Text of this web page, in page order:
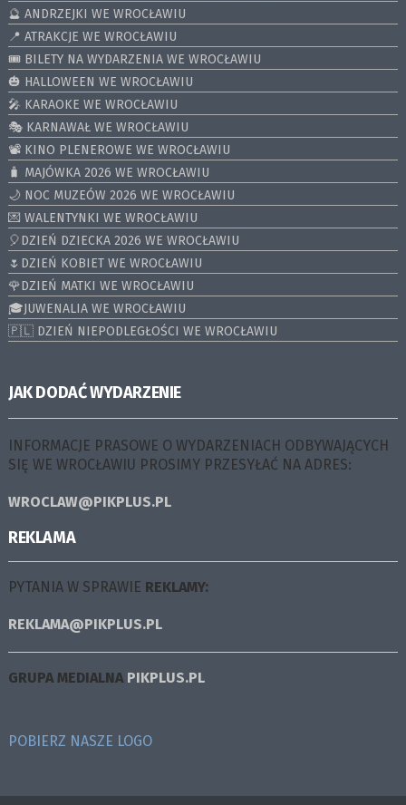
🔮 ANDRZEJKI WE WROCŁAWIU
📍 ATRAKCJE WE WROCŁAWIU
🎟️ BILETY NA WYDARZENIA WE WROCŁAWIU
🎃 HALLOWEEN WE WROCŁAWIU
🎤 KARAOKE WE WROCŁAWIU
🎭 KARNAWAŁ WE WROCŁAWIU
📽️ KINO PLENEROWE WE WROCŁAWIU
🧳 MAJÓWKA 2026 WE WROCŁAWIU
🌙 NOC MUZEÓW 2026 WE WROCŁAWIU
💌 WALENTYNKI WE WROCŁAWIU
🎈DZIEŃ DZIECKA 2026 WE WROCŁAWIU
🌷DZIEŃ KOBIET WE WROCŁAWIU
🌹DZIEŃ MATKI WE WROCŁAWIU
🎓JUWENALIA WE WROCŁAWIU
🇵🇱 DZIEŃ NIEPODLEGŁOŚCI WE WROCŁAWIU
JAK DODAĆ WYDARZENIE
INFORMACJE PRASOWE O WYDARZENIACH ODBYWAJĄCYCH
SIĘ WE WROCŁAWIU PROSIMY PRZESYŁAĆ NA ADRES:
WROCLAW@PIKPLUS.PL
REKLAMA
PYTANIA W SPRAWIE REKLAMY:
REKLAMA@PIKPLUS.PL
GRUPA MEDIALNA PIKPLUS.PL
POBIERZ NASZE LOGO